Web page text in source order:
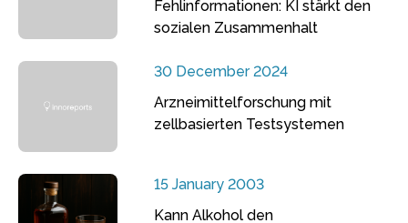
Fehlinformationen: KI stärkt den
sozialen Zusammenhalt
30 December 2024
Arzneimittelforschung mit
zellbasierten Testsystemen
15 January 2003
Kann Alkohol den